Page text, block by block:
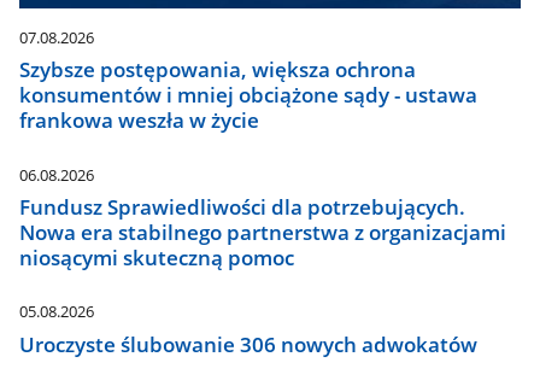
07.08.2026
Szybsze postępowania, większa ochrona
konsumentów i mniej obciążone sądy - ustawa
frankowa weszła w życie
06.08.2026
Fundusz Sprawiedliwości dla potrzebujących.
Nowa era stabilnego partnerstwa z organizacjami
niosącymi skuteczną pomoc
05.08.2026
Uroczyste ślubowanie 306 nowych adwokatów